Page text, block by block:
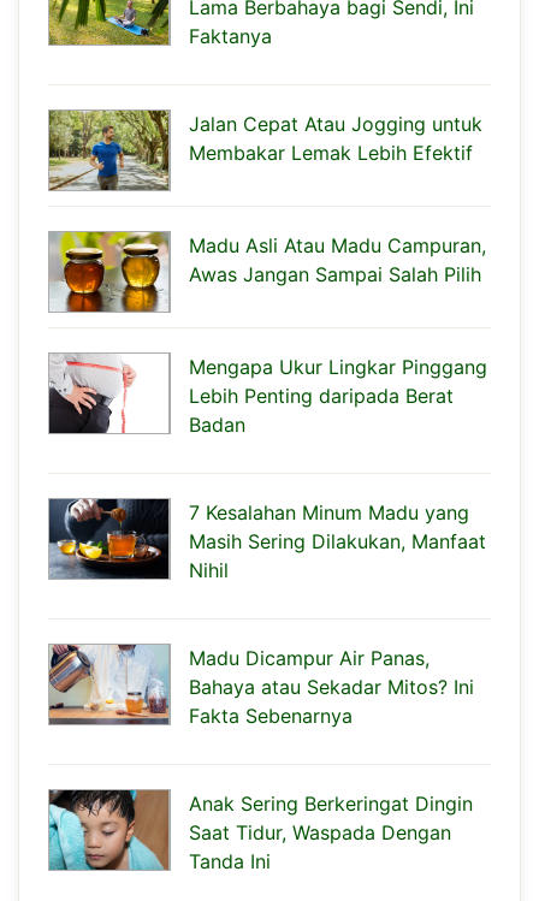
Lama Berbahaya bagi Sendi, Ini
Faktanya
Jalan Cepat Atau Jogging untuk
Membakar Lemak Lebih Efektif
Madu Asli Atau Madu Campuran,
Awas Jangan Sampai Salah Pilih
Mengapa Ukur Lingkar Pinggang
Lebih Penting daripada Berat
Badan
7 Kesalahan Minum Madu yang
Masih Sering Dilakukan, Manfaat
Nihil
Madu Dicampur Air Panas,
Bahaya atau Sekadar Mitos? Ini
Fakta Sebenarnya
Anak Sering Berkeringat Dingin
Saat Tidur, Waspada Dengan
Tanda Ini